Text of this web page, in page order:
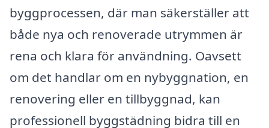
byggprocessen, där man säkerställer att
både nya och renoverade utrymmen är
rena och klara för användning. Oavsett
om det handlar om en nybyggnation, en
renovering eller en tillbyggnad, kan
professionell byggstädning bidra till en